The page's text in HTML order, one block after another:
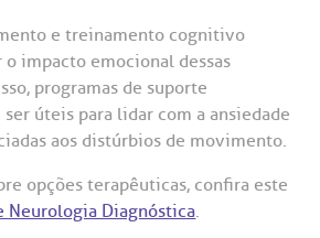
e treinamento cognitivo
o impacto emocional dessas
programas de suporte
úteis para lidar com a ansiedade
aos distúrbios de movimento.
opções terapêuticas, confira este
Neurologia Diagnóstica.